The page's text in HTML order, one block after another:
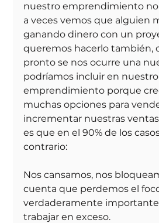
nuestro emprendimiento no
a veces vemos que alguien
ganando dinero con un
queremos hacerlo también,
pronto se nos ocurre una
podríamos incluir en nuestro
emprendimiento porque
muchas opciones para
incrementar nuestras
es que en el 90% de los
contrario:
Nos cansamos, nos
cuenta que perdemos el
verdaderamente
trabajar en exceso.